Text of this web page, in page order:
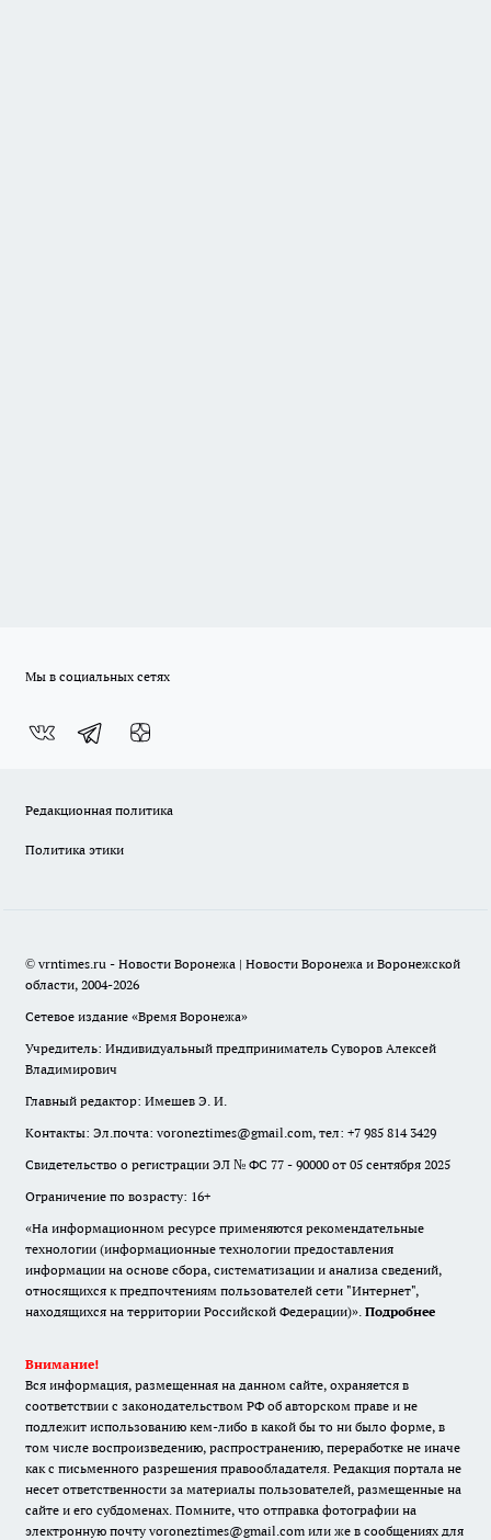
Мы в социальных сетях
Редакционная политика
Политика этики
© vrntimes.ru - Новости Воронежа | Новости Воронежа и Воронежской
области, 2004-2026
Сетевое издание «Время Воронежа»
Учредитель: Индивидуальный предприниматель Суворов Алексей
Владимирович
Главный редактор: Имешев Э. И.
Контакты: Эл.почта: voroneztimes@gmail.com, тел: +7 985 814 3429
Свидетельство о регистрации ЭЛ № ФС 77 - 90000 от 05 сентября 2025
Ограничение по возрасту: 16+
«На информационном ресурсе применяются рекомендательные
технологии (информационные технологии предоставления
информации на основе сбора, систематизации и анализа сведений,
относящихся к предпочтениям пользователей сети "Интернет",
находящихся на территории Российской Федерации)». Подробнее
Внимание!
Вся информация, размещенная на данном сайте, охраняется в
соответствии с законодательством РФ об авторском праве и не
подлежит использованию кем-либо в какой бы то ни было форме, в
том числе воспроизведению, распространению, переработке не иначе
как с письменного разрешения правообладателя. Редакция портала не
несет ответственности за материалы пользователей, размещенные на
сайте и его субдоменах. Помните, что отправка фотографии на
электронную почту voroneztimes@gmail.com или же в сообщениях для